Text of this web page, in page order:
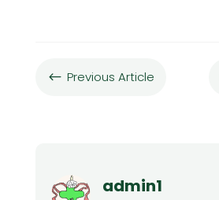
# Previous Article
admin1